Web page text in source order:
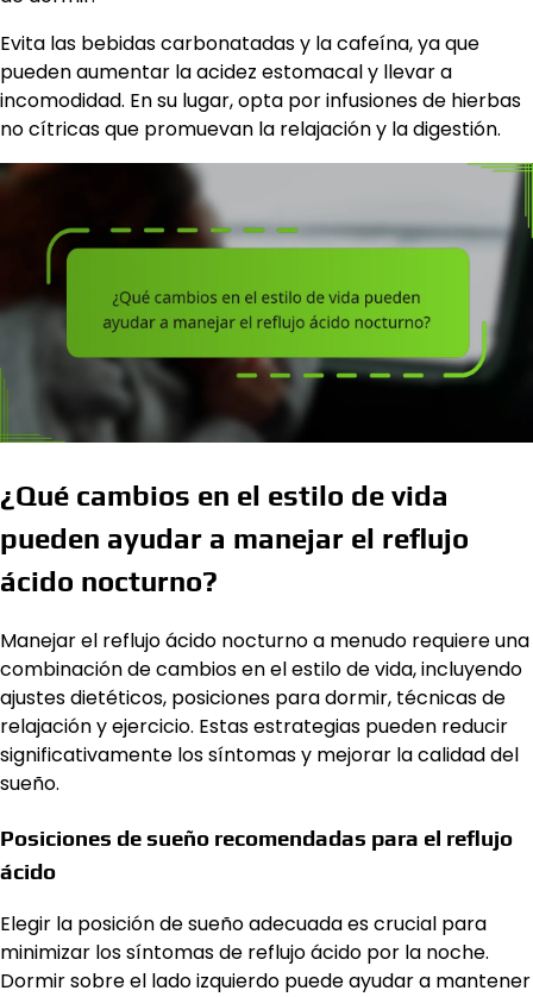
Evita las bebidas carbonatadas y la cafeína, ya que
pueden aumentar la acidez estomacal y llevar a
incomodidad. En su lugar, opta por infusiones de hierbas
no cítricas que promuevan la relajación y la digestión.
¿Qué cambios en el estilo de vida
pueden ayudar a manejar el reflujo
ácido nocturno?
Manejar el reflujo ácido nocturno a menudo requiere una
combinación de cambios en el estilo de vida, incluyendo
ajustes dietéticos, posiciones para dormir, técnicas de
relajación y ejercicio. Estas estrategias pueden reducir
significativamente los síntomas y mejorar la calidad del
sueño.
Posiciones de sueño recomendadas para el reflujo
ácido
Elegir la posición de sueño adecuada es crucial para
minimizar los síntomas de reflujo ácido por la noche.
Dormir sobre el lado izquierdo puede ayudar a mantener